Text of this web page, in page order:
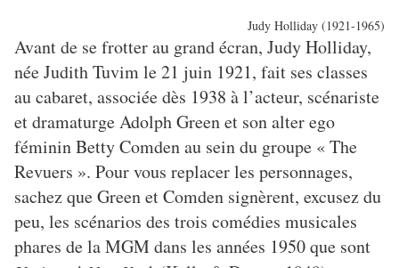
Judy Holliday (1921-1965)
Avant de se frotter au grand écran, Judy Holliday,
née Judith Tuvim le 21 juin 1921, fait ses classes
au cabaret, associée dès 1938 à l’acteur, scénariste
et dramaturge Adolph Green et son alter ego
féminin Betty Comden au sein du groupe « The
Revuers ». Pour vous replacer les personnages,
sachez que Green et Comden signèrent, excusez du
peu, les scénarios des trois comédies musicales
phares de la MGM dans les années 1950 que sont